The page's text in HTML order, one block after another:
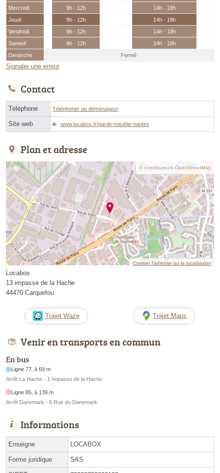
Mercredi
9h - 12h
14h - 18h
Jeudi
9h - 12h
14h - 18h
Vendredi
9h - 12h
14h - 18h
Samedi
9h - 12h
14h - 18h
Dimanche
Fermé
Signaler une erreur
Contact
Téléphone Téléphoner au déménageur
Site web www.locabox.fr/garde-meuble-nantes
Plan et adresse
© contributeurs OpenStreetMap
Corriger l’adresse ou la localisation
Locabox
13 impasse de la Hache
44470 Carquefou
Trajet Waze Trajet Maps
Venir en transports en commun
En bus
Ligne 77, à 69 m
Arrêt La Hache - 1 Impasse de la Hache
Ligne 85, à 139 m
Arrêt Danemark - 6 Rue du Danemark
Informations
Enseigne LOCABOX
Forme juridique SAS